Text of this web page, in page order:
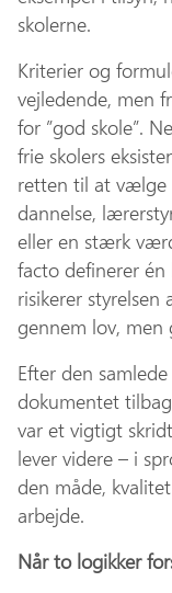
skolerne.
Kriterier og
vejledende, men
for ”god skole”.
frie skolers
retten til at vælge
dannelse,
eller en stærk
facto definerer
risikerer
gennem lov, men
Efter den
dokumentet
var et vigtigt
lever videre – i
den måde,
arbejde.
Når to logikker